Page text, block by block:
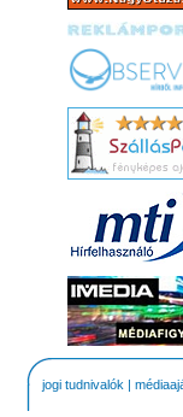
jogi tudnivalók |